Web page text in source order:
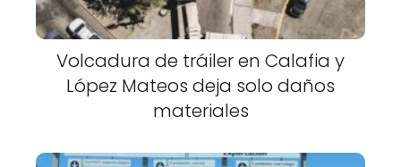
Volcadura de tráiler en Calafia y
López Mateos deja solo daños
materiales